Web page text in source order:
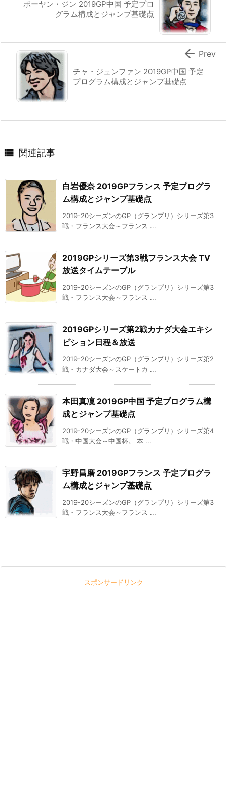
ボーヤン・ジン 2019GP中国 予定プロ
グラム構成とジャンプ基礎点
チャ・ジュンファン 2019GP中国 予定
プログラム構成とジャンプ基礎点
 Prev
 関連記事
白岩優奈 2019GPフランス 予定プログラ
ム構成とジャンプ基礎点
2019-20シーズンのGP（グランプリ）シリーズ第3
戦・フランス大会～フランス ...
2019GPシリーズ第3戦フランス大会 TV
放送タイムテーブル
2019-20シーズンのGP（グランプリ）シリーズ第3
戦・フランス大会～フランス ...
2019GPシリーズ第2戦カナダ大会エキシ
ビション日程＆放送
2019-20シーズンのGP（グランプリ）シリーズ第2
戦・カナダ大会～スケートカ ...
本田真凜 2019GP中国 予定プログラム構
成とジャンプ基礎点
2019-20シーズンのGP（グランプリ）シリーズ第4
戦・中国大会～中国杯。 本 ...
宇野昌磨 2019GPフランス 予定プログラ
ム構成とジャンプ基礎点
2019-20シーズンのGP（グランプリ）シリーズ第3
戦・フランス大会～フランス ...
スポンサードリンク